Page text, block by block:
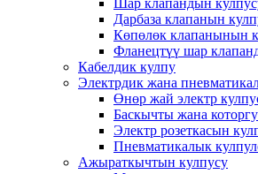
Шар клапандын
Дарбаза клапанын
Көпөлөк клапанынын
Фланецтүү шар
Кабелдик кулпу
Электрдик жана
Өнөр жай электр
Баскычты жана
Электр розеткасын
Пневматикалык
Ажыраткычтын кулпусу